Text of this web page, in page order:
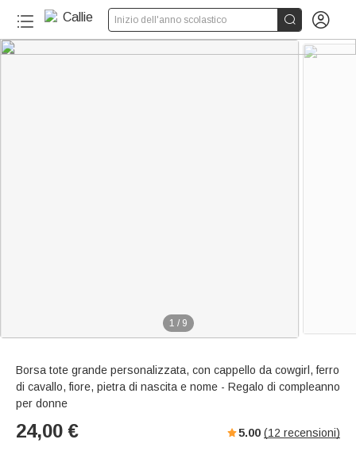
Inizio dell'anno scolastico  
1 / 9
Borsa tote grande personalizzata, con cappello da cowgirl, ferro
di cavallo, fiore, pietra di nascita e nome - Regalo di compleanno
per donne
24,00 € 5.00 (12 recensioni)